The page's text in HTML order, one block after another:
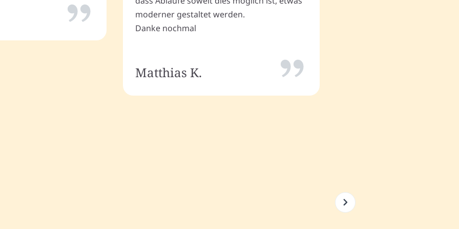
moderner gestaltet werden.
Danke nochmal
Matthias K.